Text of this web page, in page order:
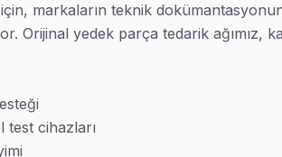
LG, Sony, Vestel gibi tüm markalarda TV
→
markaların teknik
Orijinal yedek parça tedarik ağımız,
test cihazları